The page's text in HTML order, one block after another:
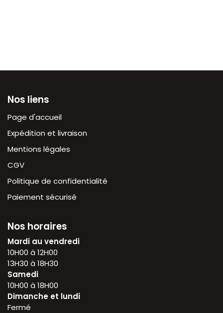
Nos liens
Page d'accueil
Expédition et livraison
Mentions légales
CGV
Politique de confidentialité
Paiement sécurisé
Nos horaires
Mardi au vendredi
10H00 à 12H00
13H30 à 18H30
Samedi
10H00 à 18H00
Dimanche et lundi
Fermé